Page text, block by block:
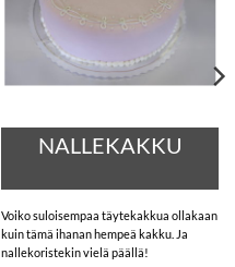
NALLEKAKKU
Voiko suloisempaa täytekakkua ollakaan
kuin tämä ihanan hempeä kakku. Ja
nallekoristekin vielä päällä!